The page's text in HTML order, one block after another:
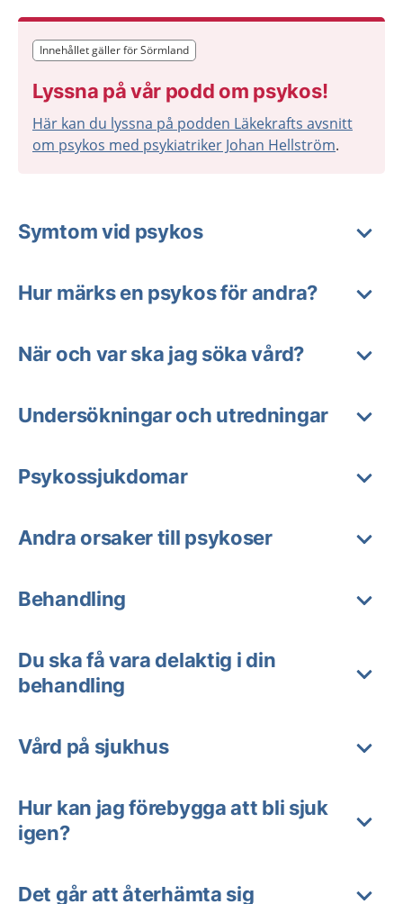
Innehållet gäller för Sörmland
Innehållet gäller för Sörmland
Lyssna på vår podd om psykos!
Här kan du lyssna på podden Läkekrafts avsnitt
om psykos med psykiatriker Johan Hellström.
Symtom vid psykos
Hur märks en psykos för andra?
När och var ska jag söka vård?
Undersökningar och utredningar
Psykossjukdomar
Andra orsaker till psykoser
Behandling
Du ska få vara delaktig i din
behandling
Vård på sjukhus
Hur kan jag förebygga att bli sjuk
igen?
Det går att återhämta sig